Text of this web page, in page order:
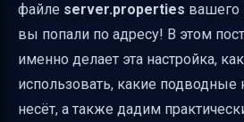
Полёт и творческий
Практические
allow-flight
файле server.properties вашего
вы попали по адресу! В этом
именно делает эта настройка,
использовать, какие подводные
несёт, а также дадим